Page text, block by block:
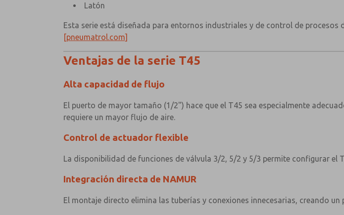
Latón
Esta serie está diseñada para entornos industriales y de control de
[pneumatrol.com]
Ventajas de la serie T45
Alta capacidad de flujo
El puerto de mayor tamaño (1/2") hace que el T45 sea especialmente
requiere un mayor flujo de aire.
Control de actuador flexible
La disponibilidad de funciones de válvula 3/2, 5/2 y 5/3 permite configurar
Integración directa de NAMUR
El montaje directo elimina las tuberías y conexiones innecesarias, creando